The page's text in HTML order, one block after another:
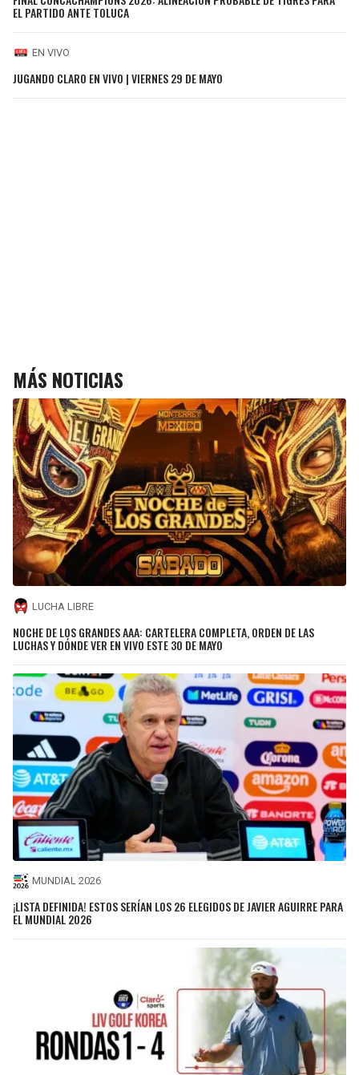
EL PARTIDO ANTE TOLUCA
EN VIVO
JUGANDO CLARO EN VIVO | VIERNES 29 DE MAYO
MÁS NOTICIAS
LUCHA LIBRE
NOCHE DE LOS GRANDES AAA: CARTELERA COMPLETA, ORDEN DE LAS
LUCHAS Y DÓNDE VER EN VIVO ESTE 30 DE MAYO
MUNDIAL 2026
¡LISTA DEFINIDA! ESTOS SERÍAN LOS 26 ELEGIDOS DE JAVIER AGUIRRE PARA
EL MUNDIAL 2026